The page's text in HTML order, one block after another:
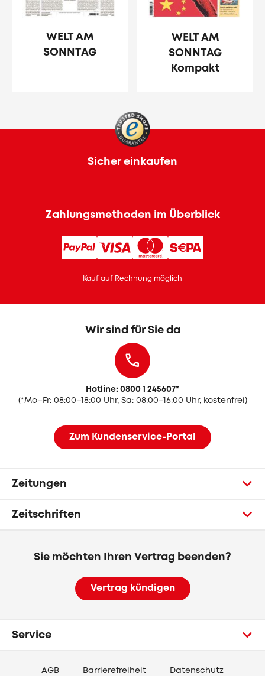
WELT AM
SONNTAG
WELT AM
SONNTAG
Kompakt
Zahlungsmethoden im Überblick
Kauf auf Rechnung möglich
Sicher einkaufen
Wir sind für Sie da
Hotline: 0800 1 245607*
(*Mo–Fr: 08:00–18:00 Uhr, Sa: 08:00–16:00 Uhr, kostenfrei)
Zum Kundenservice-Portal
Zeitungen
Zeitschriften
Sie möchten Ihren Vertrag beenden?
Vertrag kündigen
Service
AGB Barrierefreiheit Datenschutz